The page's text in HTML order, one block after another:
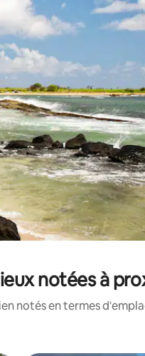
notées à
notés en termes